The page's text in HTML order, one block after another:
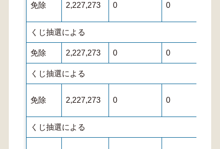
免除 2,227,273 0 0
くじ抽選による
免除 2,227,273 0 0
くじ抽選による
免除 2,227,273 0 0
くじ抽選による